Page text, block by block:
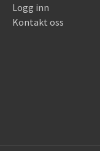
Logg inn
Kontakt oss